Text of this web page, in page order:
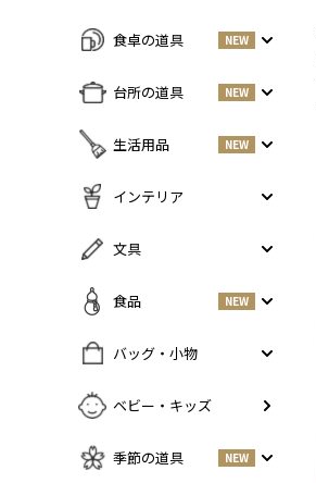
食卓の道具 NEW
すべての商品をみる
丼・小鉢
グラス・タンブラー
NEW
トレイ・コースター・鍋しき
お弁当グッズ
ポット・鉄瓶
台所の道具 NEW
すべての商品をみる
鍋・フライパン
NEW
調理器具
保存容器
その他キッチンツール
生活用品 NEW
すべての商品をみる
美容ケア
NEW
インテリア
すべての商品をみる
香・ろうそく
文具
すべての商品をみる
PCアクセサリー
食品 NEW
すべての商品を見る
コーヒー NEW
NEW
バッグ・小物
すべての商品をみる
名刺入れ・カードケース
ベビー・キッズ
季節の道具 NEW